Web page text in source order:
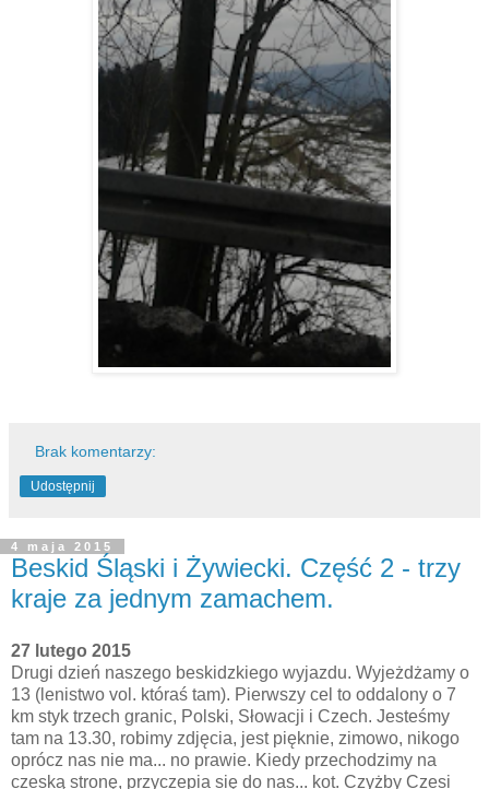
Brak komentarzy:
Udostępnij
4 maja 2015
Beskid Śląski i Żywiecki. Część 2 - trzy
kraje za jednym zamachem.
27 lutego 2015
Drugi dzień naszego beskidzkiego wyjazdu. Wyjeżdżamy o
13 (lenistwo vol. któraś tam). Pierwszy cel to oddalony o 7
km styk trzech granic, Polski, Słowacji i Czech. Jesteśmy
tam na 13.30, robimy zdjęcia, jest pięknie, zimowo, nikogo
oprócz nas nie ma... no prawie. Kiedy przechodzimy na
czeską stronę, przyczepia się do nas... kot. Czyżby Czesi